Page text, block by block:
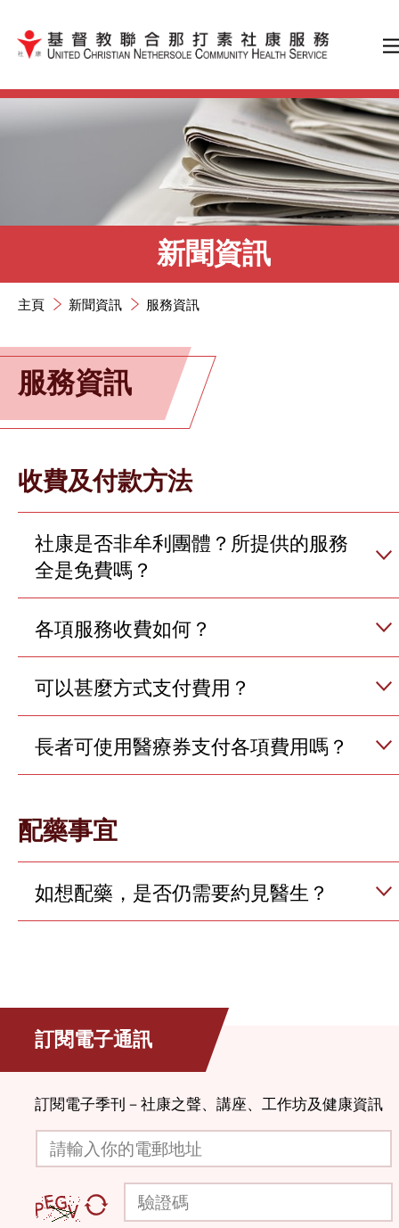
跳到內容（按輸入鍵）
新聞資訊
主頁 新聞資訊 服務資訊
服務資訊
收費及付款方法
社康是否非牟利團體？所提供的服務
全是免費嗎？
各項服務收費如何？
可以甚麼方式支付費用？
長者可使用醫療券支付各項費用嗎？
配藥事宜
如想配藥，是否仍需要約見醫生？
訂閱電子通訊
訂閱電子季刊－社康之聲、講座、工作坊及健康資訊
請輸入你的電郵地址
驗證碼